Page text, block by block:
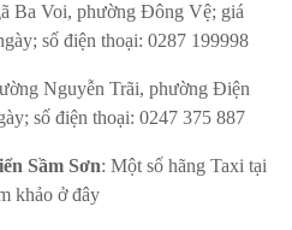
Ba Voi, phường Đông Vệ; giá
số điện thoại: 0287 199998
Nguyễn Trãi, phường Điện
số điện thoại: 0247 375 887
Sầm Sơn: Một số hãng Taxi tại
khảo ở đây